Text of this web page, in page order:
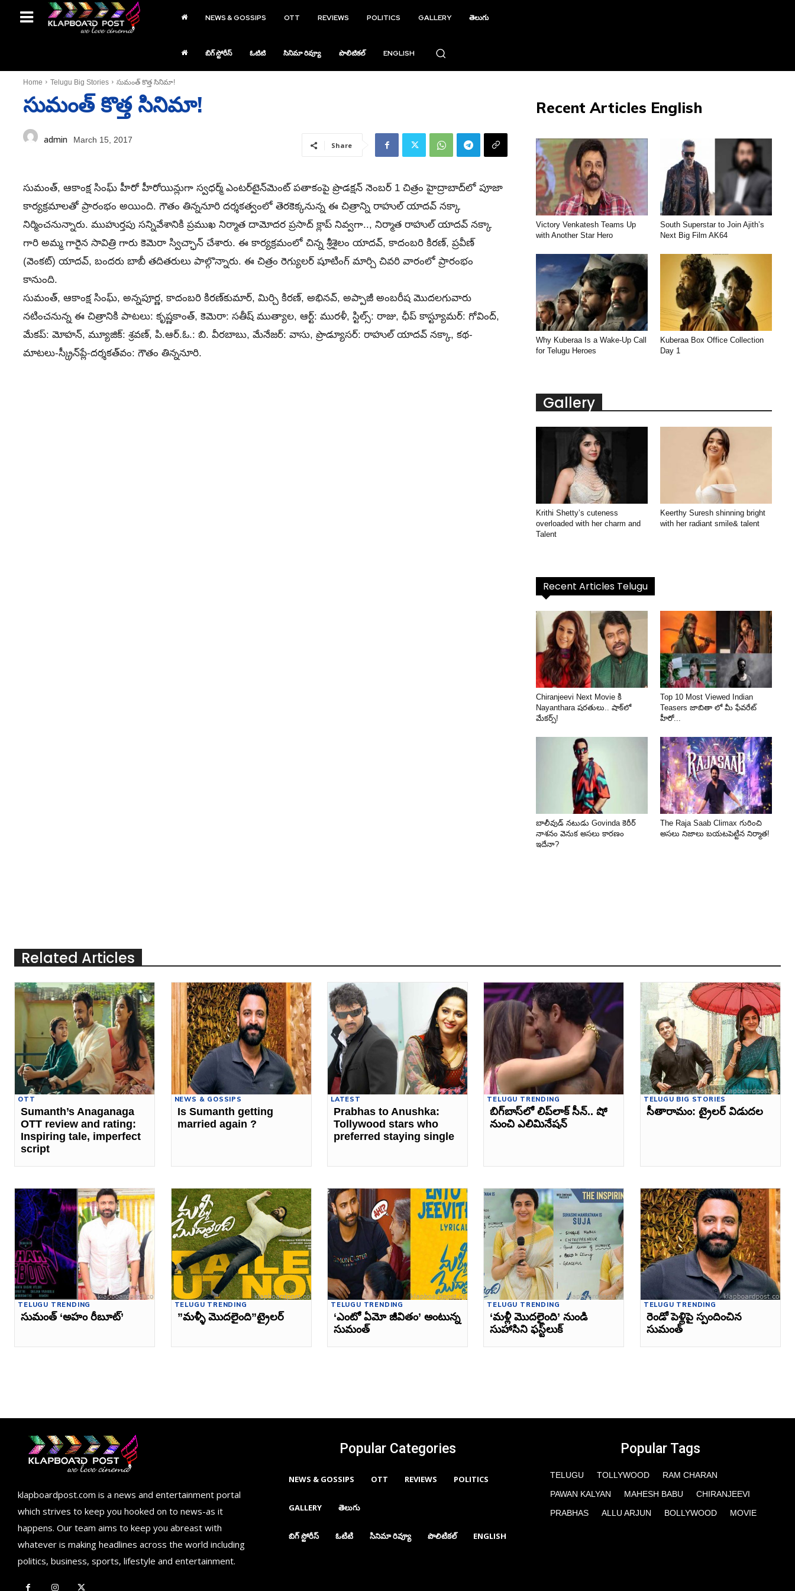
NEWS & GOSSIPS OTT REVIEWS POLITICS GALLERY తెలుగు
బిగ్ స్టోరీస్ ఓటిటి సినిమా రివ్యూ పొలిటికల్ ENGLISH
Home Telugu Big Stories సుమంత్ కొత్త సినిమా!
సుమంత్ కొత్త సినిమా!
admin March 15, 2017
Share
సుమంత్‌, ఆకాంక్ష సింఘ్‌ హీరో హీరోయిన్లుగా స్వధర్మ్‌ ఎంటర్‌టైన్‌మెంట్‌ పతాకంపై ప్రొడక్షన్‌ నెంబర్‌ 1 చిత్రం హైద్రాబాద్‌లో పూజా
కార్యక్రమాలతో ప్రారంభం అయింది. గౌతం తిన్ననూరి దర్శకత్వంలో తెరకెక్కనున్న ఈ చిత్రాన్ని రాహుల్‌ యాదవ్‌ నక్కా
నిర్మించనున్నారు. ముహుర్తపు సన్నివేశానికి ప్రముఖ నిర్మాత దామోదర ప్రసాద్‌ క్లాప్‌ నివ్వగా.., నిర్మాత రాహుల్‌ యాదవ్‌ నక్కా
గారి అమ్మ గారైన సావిత్రి గారు కెమెరా స్విచ్ఛాన్‌ చేశారు. ఈ కార్యక్రమంలో చిన్న శ్రీశైలం యాదవ్‌, కాదంబరి కిరణ్‌, ప్రవీణ్‌
(వెంకట్‌) యాదవ్‌, బందరు బాబీ తదితరులు పాల్గొన్నారు. ఈ చిత్రం రెగ్యులర్‌ షూటింగ్‌ మార్చి చివరి వారంలో ప్రారంభం
కానుంది.
సుమంత్‌, ఆకాంక్ష సింఘ్‌, అన్నపూర్ణ, కాదంబరి కిరణ్‌కుమార్‌, మిర్చి కిరణ్‌, అభినవ్‌, అప్పాజీ అంబరీష మొదలగువారు
నటించనున్న ఈ చిత్రానికి పాటలు: కృష్ణకాంత్‌, కెమెరా: సతీష్‌ ముత్యాల, ఆర్ట్‌: మురళీ, స్టిల్స్‌: రాజు, ఛీప్‌ కాస్ట్యూమర్‌: గోవింద్‌,
మేకప్‌: మోహన్‌, మ్యూజిక్‌: శ్రవణ్‌, పి.ఆర్‌.ఓ.: బి. వీరబాబు, మేనేజర్‌: వాసు, ప్రొడ్యూసర్‌: రాహుల్‌ యాదవ్‌ నక్కా, కథ-
మాటలు-స్క్రీన్‌ప్లే-దర్శకత్వం: గౌతం తిన్ననూరి.
Recent Articles English
Victory Venkatesh Teams Up
with Another Star Hero
South Superstar to Join Ajith’s
Next Big Film AK64
Why Kuberaa Is a Wake-Up Call
for Telugu Heroes
Kuberaa Box Office Collection
Day 1
Gallery
Krithi Shetty’s cuteness
overloaded with her charm and
Talent
Keerthy Suresh shinning bright
with her radiant smile& talent
Recent Articles Telugu
Chiranjeevi Next Movie కి
Nayanthara షరతులు.. షాక్‌లో
మేకర్స్!
Top 10 Most Viewed Indian
Teasers జాబితా లో మీ ఫేవరేట్
హీరో...
బాలీవుడ్ నటుడు Govinda కెరీర్
నాశనం వెనుక అసలు కారణం
ఇదేనా?
The Raja Saab Climax గురించి
అసలు నిజాలు బయటపెట్టిన నిర్మాత!
Related Articles
OTT
Sumanth’s Anaganaga
OTT review and rating:
Inspiring tale, imperfect
script
NEWS & GOSSIPS
Is Sumanth getting
married again ?
LATEST
Prabhas to Anushka:
Tollywood stars who
preferred staying single
TELUGU TRENDING
బిగ్‌బాస్‌లో లిప్‌లాక్ సీన్‌.. షో
నుంచి ఎలిమినేషన్
TELUGU BIG STORIES
సీతారామం: ట్రైలర్‌ విడుదల
TELUGU TRENDING
సుమంత్‌ ‘అహం రీబూట్’
TELUGU TRENDING
”మళ్ళీ మొదలైంది”ట్రైలర్‌
TELUGU TRENDING
‘ఎంటో ఏమో జీవితం’ అంటున్న
సుమంత్‌
TELUGU TRENDING
‘మళ్లీ మొదలైంది’ నుండి
సుహాసిని ఫస్ట్‌లుక్‌
TELUGU TRENDING
రెండో పెళ్లిపై స్పందించిన
సుమంత్‌
klapboardpost.com is a news and entertainment portal
which strives to keep you hooked on to news-as it
happens. Our team aims to keep you abreast with
whatever is making headlines across the world including
politics, business, sports, lifestyle and entertainment.
Popular Categories
NEWS & GOSSIPS OTT REVIEWS POLITICS
GALLERY తెలుగు
బిగ్ స్టోరీస్ ఓటిటి సినిమా రివ్యూ పొలిటికల్ ENGLISH
Popular Tags
TELUGU TOLLYWOOD
RAM CHARAN
PAWAN KALYAN
MAHESH BABU
CHIRANJEEVI
PRABHAS
ALLU ARJUN BOLLYWOOD MOVIE